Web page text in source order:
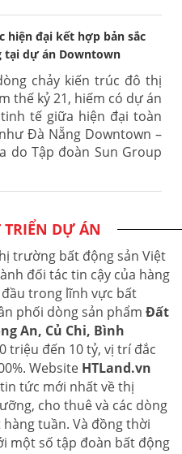
hiện đại kết hợp bản sắc
tại dự án Downtown
chảy kiến trúc đô thị
thế kỷ 21, hiếm có dự án
tế giữa hiện đại toàn
Đà Nẵng Downtown –
do Tập đoàn Sun Group
TRIỂN DỰ ÁN
trường bất động sản Việt
đối tác tin cậy của hàng
trong lĩnh vực bất
phối dòng sản phẩm Đất
An, Củ Chi, Bình
triệu đến 10 tỷ, vị trí đắc
Website HTLand.vn
tức mới nhất về thị
cho thuê và các dòng
tuần. Và đồng thời
một số tập đoàn bất động